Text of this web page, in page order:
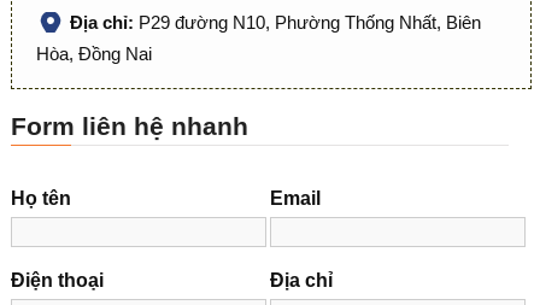
Địa chỉ: P29 đường N10, Phường Thống Nhất, Biên
Hòa, Đồng Nai
Form liên hệ nhanh
Họ tên Email
Điện thoại Địa chỉ